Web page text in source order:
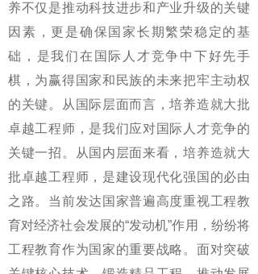
养不仅是推动科技进步和产业升级的关键
因素，更是确保国家长期繁荣稳定的基
础，是我们在国际人才竞争中下好先手
棋，为赢得国家和民族的未来把牢主动权
的关键。从国际层面而言，培养造就大批
卓越工程师，是我们应对国际人才竞争的
关键一招。从国内层面来看，培养造就大
批卓越工程师，是建设现代化强国的必由
之路。当前发达国家普遍高度重视工程教
育对经济社会发展的“发动机”作用，纷纷将
工程教育作为国家的重要战略。面对突破